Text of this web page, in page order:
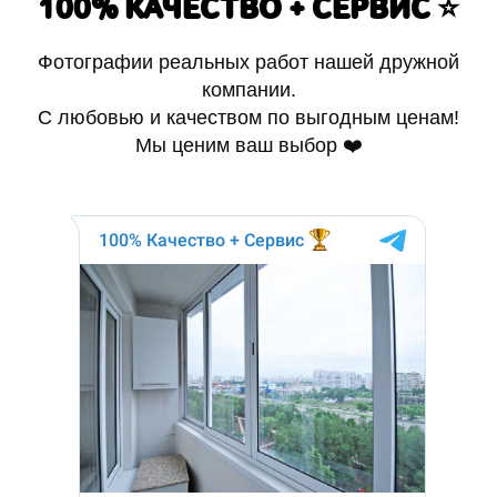
100% КАЧЕСТВО + СЕРВИС ⭐️
Фотографии реальных работ нашей дружной
компании.
С любовью и качеством по выгодным ценам!
Мы ценим ваш выбор ❤️